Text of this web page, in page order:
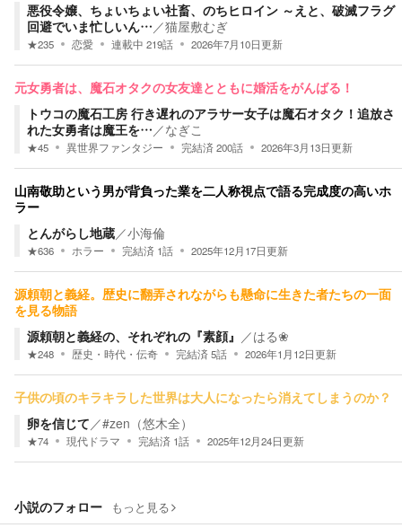
悪役令嬢、ちょいちょい社畜、のちヒロイン ～えと、破滅フラグ
回避でいま忙しいん…／猫屋敷むぎ
★235 恋愛 連載中 219話 2026年7月10日更新
元女勇者は、魔石オタクの女友達とともに婚活をがんばる！
トウコの魔石工房 行き遅れのアラサー女子は魔石オタク！追放さ
れた女勇者は魔王を…／なぎこ
★45 異世界ファンタジー 完結済200話 2026年3月13日更新
山南敬助という男が背負った業を二人称視点で語る完成度の高いホ
ラー
とんがらし地蔵／小海倫
★636 ホラー 完結済 1話 2025年12月17日更新
源頼朝と義経。歴史に翻弄されながらも懸命に生きた者たちの一面
を見る物語
源頼朝と義経の、それぞれの『素顔』 ／はる❀
★248 歴史・時代・伝奇 完結済5話 2026年1月12日更新
子供の頃のキラキラした世界は大人になったら消えてしまうのか？
卵を信じて／#zen（悠木全）
★74 現代ドラマ 完結済 1話 2025年12月24日更新
小説のフォロー もっと見る